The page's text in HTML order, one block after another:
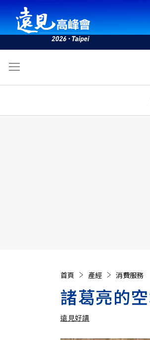
首頁 產經 消費服務
諸葛亮的
遠見好讀